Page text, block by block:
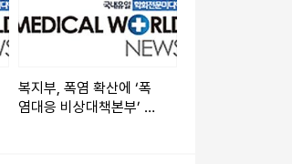
복지부, 폭염 확산에 ‘폭
염대응 비상대책본부’ 가